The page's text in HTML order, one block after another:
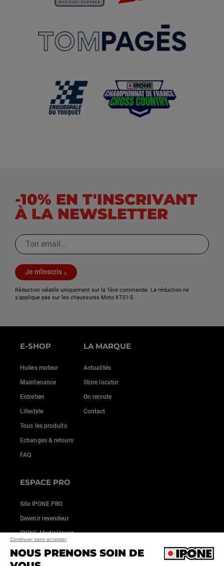
Continuer sans accepter
NOUS PRENONS SOIN DE
-10% EN T'INSCRIVANT
À LA NEWSLETTER
Je m'inscris
Réduction valable uniquement sur la 1ère commande. La réduction ne
s'applique pas sur les chaussures Moto KT01-S.
E-SHOP
Huiles moteur
Maintenance
Entretien
Lifestyle
Tous les produits
Echanges & retours
FAQ
LA MARQUE
Actualités
Store locator
On recrute
Contact
ESPACE PRO
Site IPONE PRO
Devenir revendeur
IPONE MediaHouse